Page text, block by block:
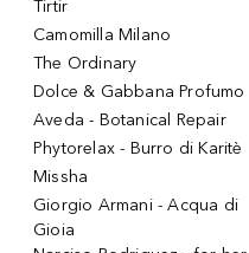
Tirtir
Camomilla Milano
The Ordinary
Dolce & Gabbana Profumo
Aveda - Botanical Repair
Phytorelax - Burro di Karitè
Missha
Giorgio Armani - Acqua di
Gioia